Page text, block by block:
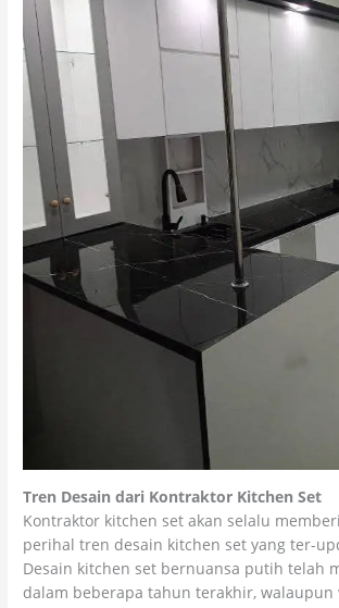
Tren Desain dari Kontraktor Kitchen Set
Kontraktor kitchen set akan selalu
perihal tren desain kitchen set yang ter-
Desain kitchen set bernuansa putih telah
dalam beberapa tahun terakhir, walaupun